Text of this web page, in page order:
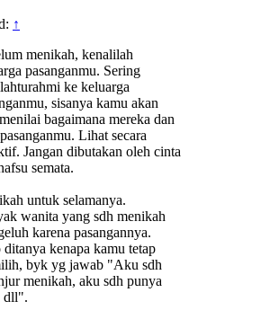
↑
menikah, kenalilah
pasanganmu. Sering
ke keluarga
sisanya kamu akan
bagaimana mereka dan
Lihat secara
Jangan dibutakan oleh cinta
semata.
untuk selamanya.
wanita yang sdh menikah
karena pasangannya.
kenapa kamu tetap
byk yg jawab "Aku sdh
menikah, aku sdh punya
dll".